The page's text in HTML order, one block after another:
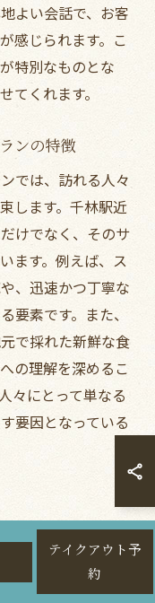
よい会話で、お客
感じられます。こ
特別なものとな
てくれます。
ンの特徴
では、訪れる人々
します。千林駅近
けでなく、そのサ
ます。例えば、ス
、迅速かつ丁寧な
要素です。また、
で採れた新鮮な食
の理解を深めるこ
々にとって単なる
要因となっている
なしの心を強く感
ば、訪れるたびに
ューや、お客様の
テイクアウト予
約